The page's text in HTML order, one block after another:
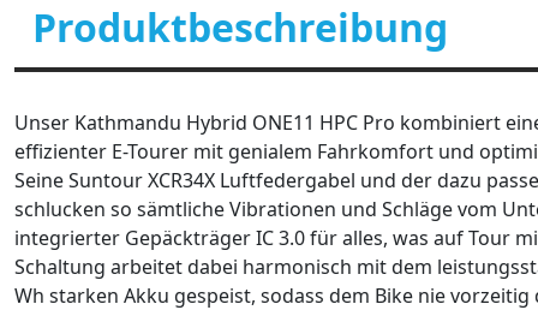
Produktbeschreibung
Unser Kathmandu Hybrid ONE11 HPC Pro kombiniert
effizienter E-Tourer mit genialem Fahrkomfort und
Seine Suntour XCR34X Luftfedergabel und der dazu
schlucken so sämtliche Vibrationen und Schläge vom
integrierter Gepäckträger IC 3.0 für alles, was auf Tour
Schaltung arbeitet dabei harmonisch mit dem
Wh starken Akku gespeist, sodass dem Bike nie